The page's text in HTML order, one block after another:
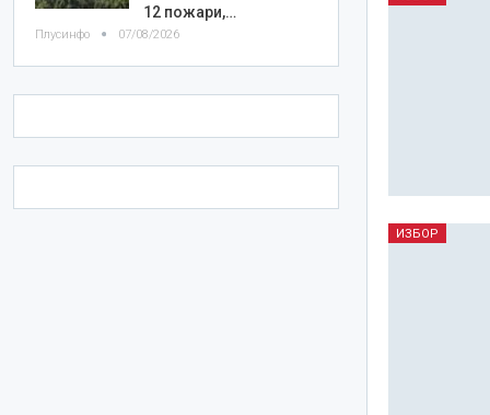
ИЗБОР
12 пожари,…
Плусинфо 07/08/2026